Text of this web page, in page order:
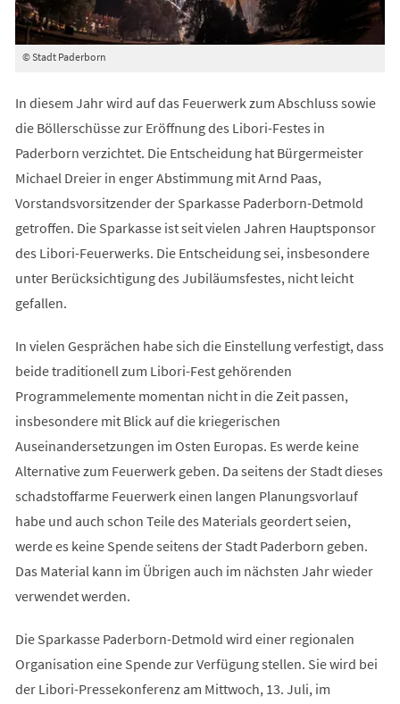
© Stadt Paderborn
In diesem Jahr wird auf das Feuerwerk zum Abschluss sowie
die Böllerschüsse zur Eröffnung des Libori-Festes in
Paderborn verzichtet. Die Entscheidung hat Bürgermeister
Michael Dreier in enger Abstimmung mit Arnd Paas,
Vorstandsvorsitzender der Sparkasse Paderborn-Detmold
getroffen. Die Sparkasse ist seit vielen Jahren Hauptsponsor
des Libori-Feuerwerks. Die Entscheidung sei, insbesondere
unter Berücksichtigung des Jubiläumsfestes, nicht leicht
gefallen.
In vielen Gesprächen habe sich die Einstellung verfestigt, dass
beide traditionell zum Libori-Fest gehörenden
Programmelemente momentan nicht in die Zeit passen,
insbesondere mit Blick auf die kriegerischen
Auseinandersetzungen im Osten Europas. Es werde keine
Alternative zum Feuerwerk geben. Da seitens der Stadt dieses
schadstoffarme Feuerwerk einen langen Planungsvorlauf
habe und auch schon Teile des Materials geordert seien,
werde es keine Spende seitens der Stadt Paderborn geben.
Das Material kann im Übrigen auch im nächsten Jahr wieder
verwendet werden.
Die Sparkasse Paderborn-Detmold wird einer regionalen
Organisation eine Spende zur Verfügung stellen. Sie wird bei
der Libori-Pressekonferenz am Mittwoch, 13. Juli, im